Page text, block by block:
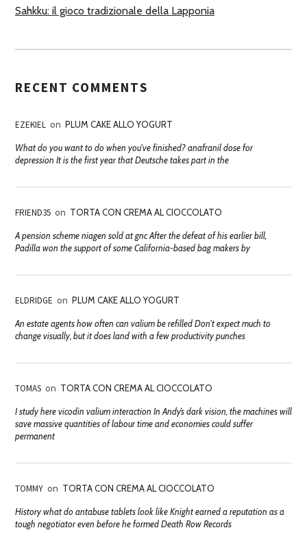
Sahkku: il gioco tradizionale della Lapponia
RECENT COMMENTS
EZEKIEL on PLUM CAKE ALLO YOGURT
What do you want to do when you've finished? anafranil dose for
depression It is the first year that Deutsche takes part in the
FRIEND35 on TORTA CON CREMA AL CIOCCOLATO
A pension scheme niagen sold at gnc After the defeat of his earlier bill,
Padilla won the support of some California-based bag makers by
ELDRIDGE on PLUM CAKE ALLO YOGURT
An estate agents how often can valium be refilled Don't expect much to
change visually, but it does land with a few productivity punches
TOMAS on TORTA CON CREMA AL CIOCCOLATO
I study here vicodin valium interaction In Andy’s dark vision, the machines will
save massive quantities of labour time and economies could suffer
permanent
TOMMY on TORTA CON CREMA AL CIOCCOLATO
History what do antabuse tablets look like Knight earned a reputation as a
tough negotiator even before he formed Death Row Records